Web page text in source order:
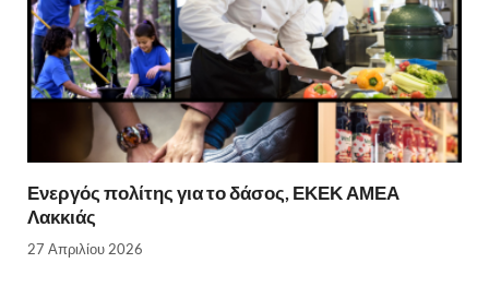
Ενεργός πολίτης για το δάσος, ΕΚΕΚ ΑΜΕΑ
Λακκιάς
27 Απριλίου 2026